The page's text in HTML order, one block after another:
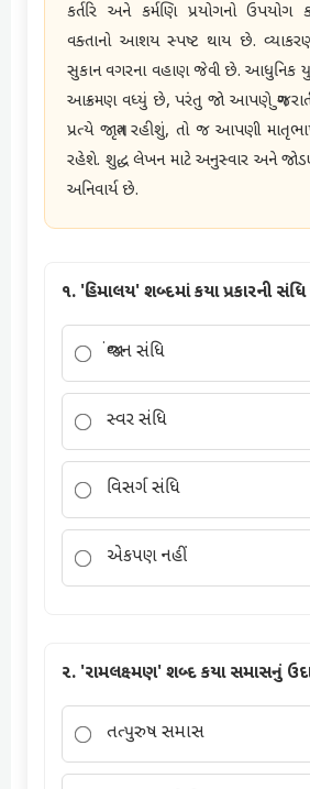
કર્તરિ અને કર્મણિ પ્રયોગનો
વક્તાનો આશય સ્પષ્ટ થાય છે.
સુકાન વગરના વહાણ જેવી છે. આધુનિક
આક્રમણ વધ્યું છે, પરંતુ જો આપણે ગુજરાતી
પ્રત્યે જાગૃત રહીશું, તો જ આપણી
રહેશે. શુદ્ધ લેખન માટે અનુસ્વાર અને
અનિવાર્ય છે.
૧. 'હિમાલય' શબ્દમાં કયા પ્રકારની
વ્યંજન સંધિ
સ્વર સંધિ
વિસર્ગ સંધિ
એકપણ નહીં
૨. 'રામલક્ષ્મણ' શબ્દ કયા સમાસનું
તત્પુરુષ સમાસ